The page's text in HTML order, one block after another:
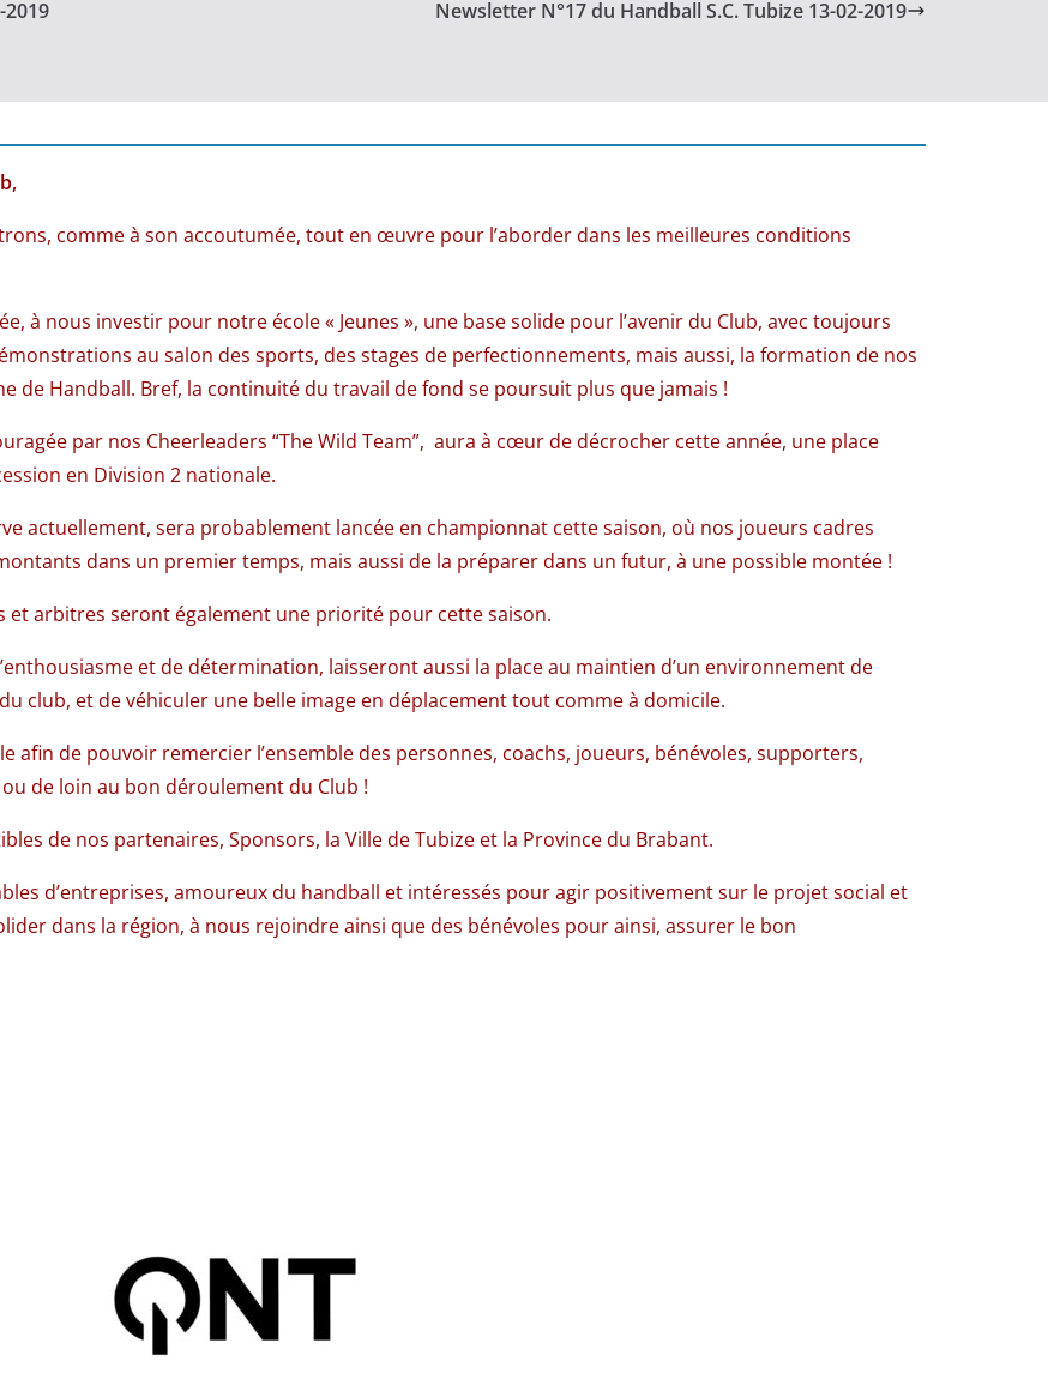
2019 Newsletter N°17 du Handball S.C. Tubize 13-02-2019
comme à son accoutumée, tout en œuvre pour l’aborder dans les meilleures conditions
à nous investir pour notre école « Jeunes », une base solide pour l’avenir du Club, avec toujours
au salon des sports, des stages de perfectionnements, mais aussi, la formation de nos
de Handball. Bref, la continuité du travail de fond se poursuit plus que jamais !
par nos Cheerleaders “The Wild Team”, aura à cœur de décrocher cette année, une place
en Division 2 nationale.
actuellement, sera probablement lancée en championnat cette saison, où nos joueurs cadres
dans un premier temps, mais aussi de la préparer dans un futur, à une possible montée !
et arbitres seront également une priorité pour cette saison.
et de détermination, laisseront aussi la place au maintien d’un environnement de
club, et de véhiculer une belle image en déplacement tout comme à domicile.
afin de pouvoir remercier l’ensemble des personnes, coachs, joueurs, bénévoles, supporters,
de loin au bon déroulement du Club !
de nos partenaires, Sponsors, la Ville de Tubize et la Province du Brabant.
d’entreprises, amoureux du handball et intéressés pour agir positivement sur le projet social et
dans la région, à nous rejoindre ainsi que des bénévoles pour ainsi, assurer le bon